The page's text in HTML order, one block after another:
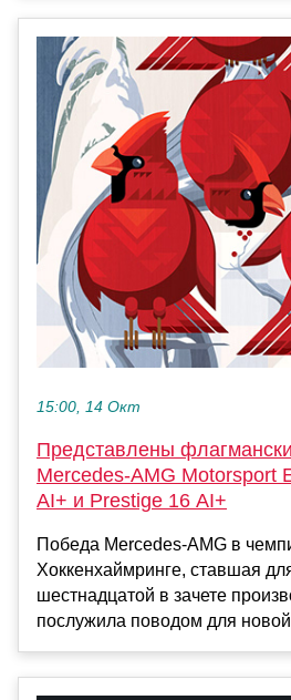
15:00, 14 Окт
Представлены
Mercedes-AMG Motorsport
AI+ и Prestige 16 AI+
Победа Mercedes-AMG в
Хоккенхаймринге, ставшая
шестнадцатой в зачете
послужила поводом для новой